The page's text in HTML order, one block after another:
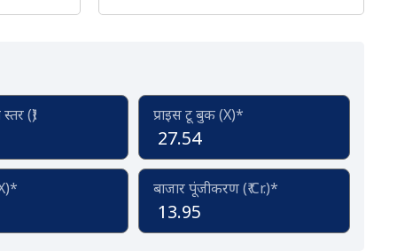
(₹) प्राइस टू बुक (X)*
27.54
बाजार पूंजीकरण (₹ Cr.)*
13.95